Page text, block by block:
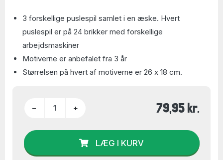
3 forskellige puslespil samlet i en æske. Hvert
puslespil er på 24 brikker med forskellige
arbejdsmaskiner
Motiverne er anbefalet fra 3 år
Størrelsen på hvert af motiverne er 26 x 18 cm.
− + 79,95 kr.
LÆG I KURV